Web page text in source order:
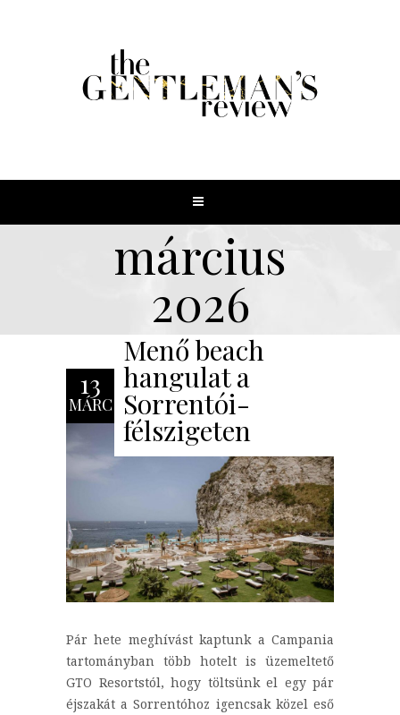
március
2026
13
MÁRC
Menő beach
hangulat a
Sorrentói-
félszigeten
Pár hete meghívást kaptunk a Campania
tartományban több hotelt is üzemeltető
GTO Resortstól, hogy töltsünk el egy pár
éjszakát a Sorrentóhoz igencsak közel eső